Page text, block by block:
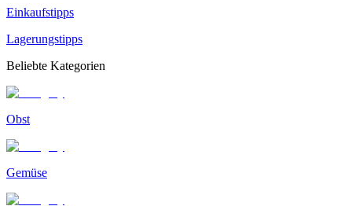
Einkaufstipps
Lagerungstipps
Beliebte Kategorien
Obst
Gemüse